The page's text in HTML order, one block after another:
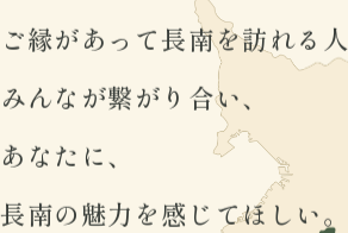
ご縁があって長南を訪れる人
みんなが繋がり合い、
あなたに、
長南の魅力を感じてほしい。